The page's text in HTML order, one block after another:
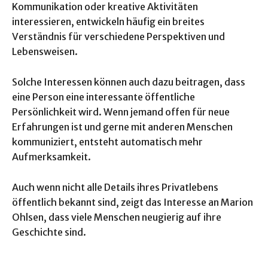
Kommunikation oder kreative Aktivitäten
interessieren, entwickeln häufig ein breites
Verständnis für verschiedene Perspektiven und
Lebensweisen.
Solche Interessen können auch dazu beitragen, dass
eine Person eine interessante öffentliche
Persönlichkeit wird. Wenn jemand offen für neue
Erfahrungen ist und gerne mit anderen Menschen
kommuniziert, entsteht automatisch mehr
Aufmerksamkeit.
Auch wenn nicht alle Details ihres Privatlebens
öffentlich bekannt sind, zeigt das Interesse an Marion
Ohlsen, dass viele Menschen neugierig auf ihre
Geschichte sind.